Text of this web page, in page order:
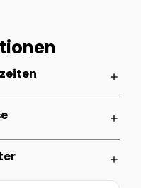
add
add
add